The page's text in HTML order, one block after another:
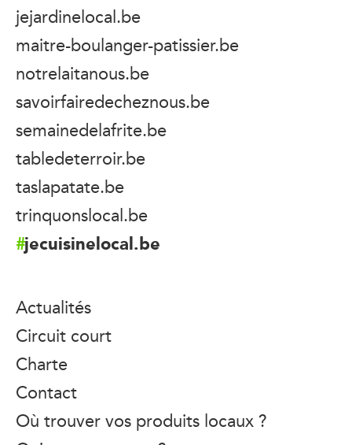
jejardinelocal.be
maitre-boulanger-patissier.be
notrelaitanous.be
savoirfairedecheznous.be
semainedelafrite.be
tabledeterroir.be
taslapatate.be
trinquonslocal.be
jecuisinelocal.be
Actualités
Circuit court
Charte
Contact
Où trouver vos produits locaux ?